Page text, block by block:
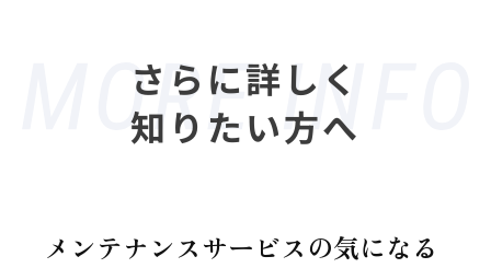
さらに詳しく
知りたい方へ
メンテナンスサービスの気になる